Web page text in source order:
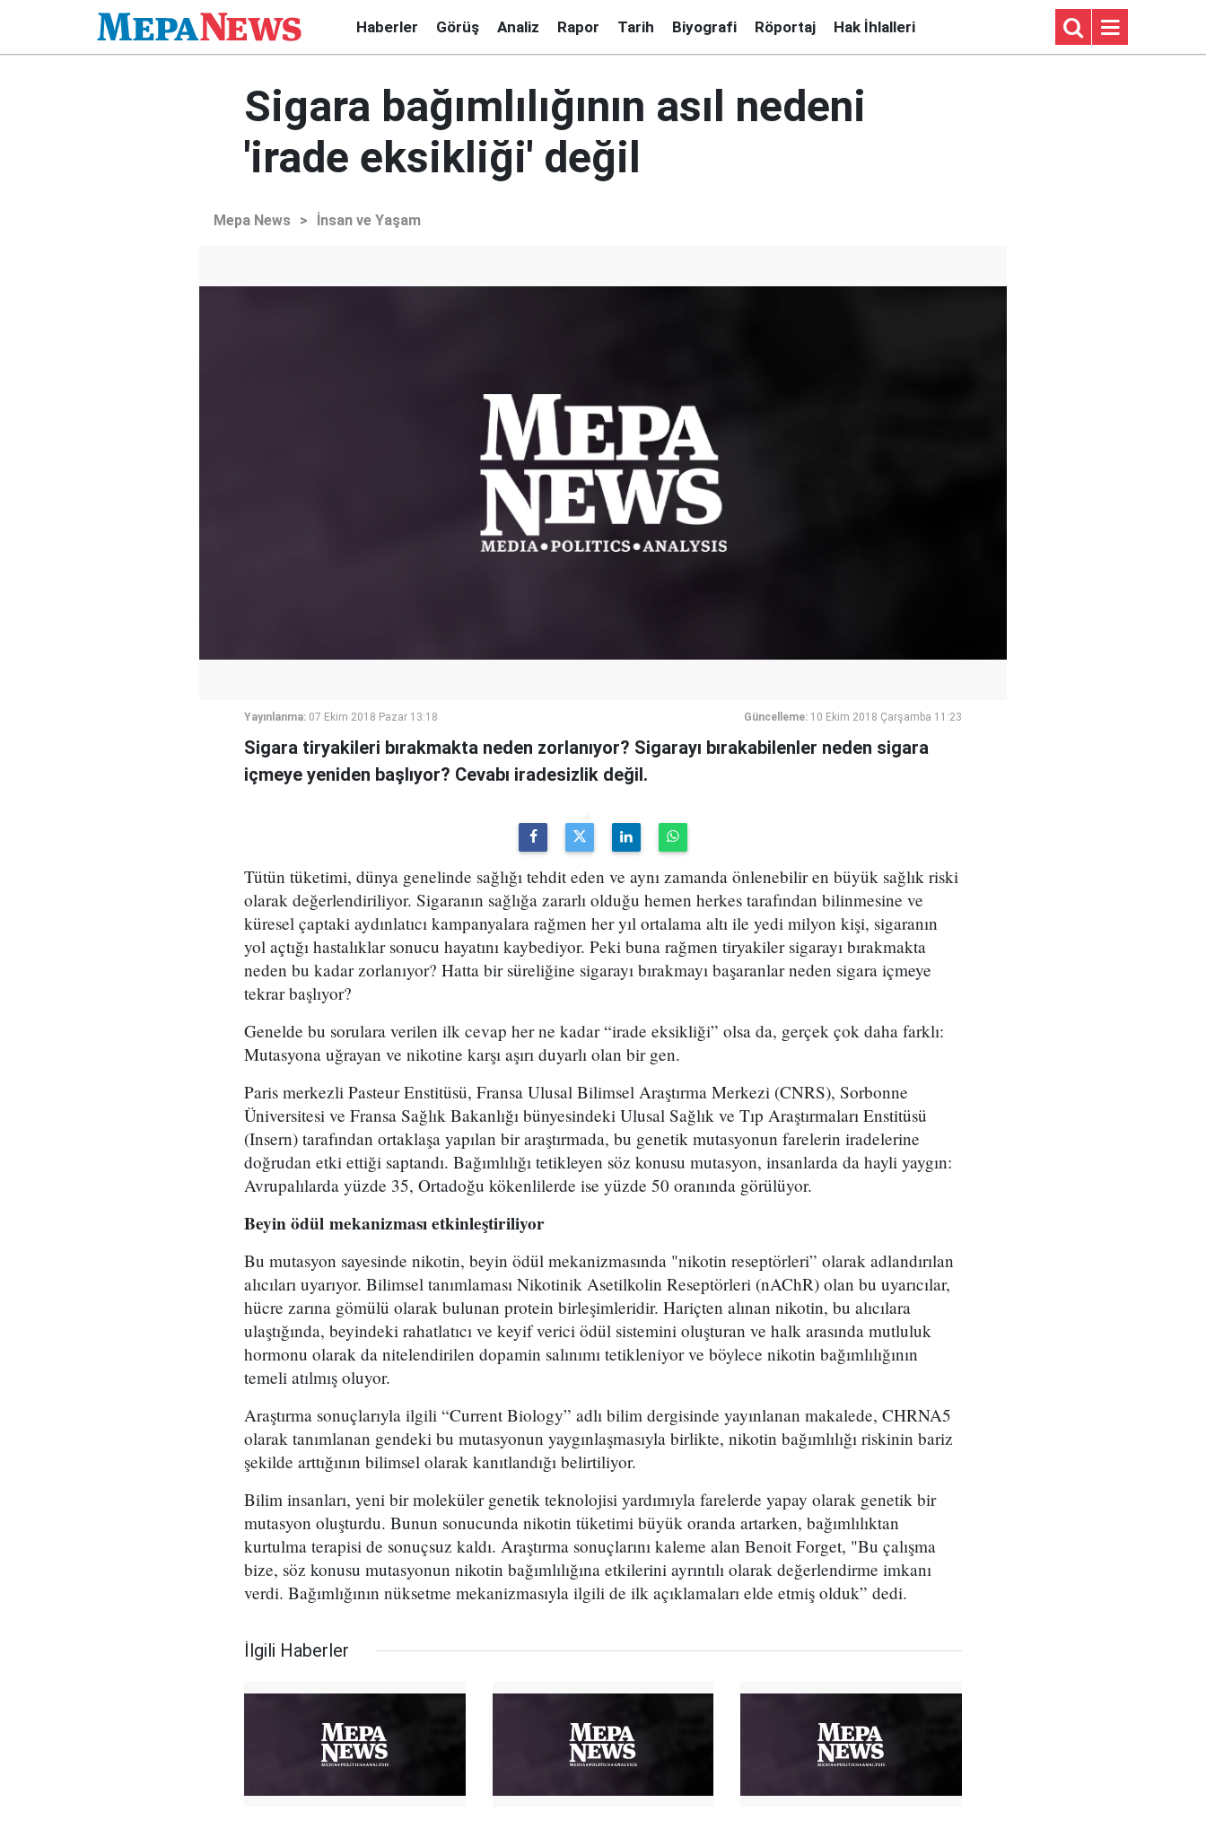
Haberler Görüş Analiz Rapor Tarih Biyografi Röportaj Hak İhlalleri
Sigara bağımlılığının asıl nedeni
'irade eksikliği' değil
Mepa News > İnsan ve Yaşam
Yayınlanma: 07 Ekim 2018 Pazar 13:18 Güncelleme: 10 Ekim 2018 Çarşamba 11:23
Sigara tiryakileri bırakmakta neden zorlanıyor? Sigarayı bırakabilenler neden sigara
içmeye yeniden başlıyor? Cevabı iradesizlik değil.
Tütün tüketimi, dünya genelinde sağlığı tehdit eden ve aynı zamanda önlenebilir en büyük sağlık riski
olarak değerlendiriliyor. Sigaranın sağlığa zararlı olduğu hemen herkes tarafından bilinmesine ve
küresel çaptaki aydınlatıcı kampanyalara rağmen her yıl ortalama altı ile yedi milyon kişi, sigaranın
yol açtığı hastalıklar sonucu hayatını kaybediyor. Peki buna rağmen tiryakiler sigarayı bırakmakta
neden bu kadar zorlanıyor? Hatta bir süreliğine sigarayı bırakmayı başaranlar neden sigara içmeye
tekrar başlıyor?
Genelde bu sorulara verilen ilk cevap her ne kadar “irade eksikliği” olsa da, gerçek çok daha farklı:
Mutasyona uğrayan ve nikotine karşı aşırı duyarlı olan bir gen.
Paris merkezli Pasteur Enstitüsü, Fransa Ulusal Bilimsel Araştırma Merkezi (CNRS), Sorbonne
Üniversitesi ve Fransa Sağlık Bakanlığı bünyesindeki Ulusal Sağlık ve Tıp Araştırmaları Enstitüsü
(Insern) tarafından ortaklaşa yapılan bir araştırmada, bu genetik mutasyonun farelerin iradelerine
doğrudan etki ettiği saptandı. Bağımlılığı tetikleyen söz konusu mutasyon, insanlarda da hayli yaygın:
Avrupalılarda yüzde 35, Ortadoğu kökenlilerde ise yüzde 50 oranında görülüyor.
Beyin ödül mekanizması etkinleştiriliyor
Bu mutasyon sayesinde nikotin, beyin ödül mekanizmasında "nikotin reseptörleri” olarak adlandırılan
alıcıları uyarıyor. Bilimsel tanımlaması Nikotinik Asetilkolin Reseptörleri (nAChR) olan bu uyarıcılar,
hücre zarına gömülü olarak bulunan protein birleşimleridir. Hariçten alınan nikotin, bu alıcılara
ulaştığında, beyindeki rahatlatıcı ve keyif verici ödül sistemini oluşturan ve halk arasında mutluluk
hormonu olarak da nitelendirilen dopamin salınımı tetikleniyor ve böylece nikotin bağımlılığının
temeli atılmış oluyor.
Araştırma sonuçlarıyla ilgili “Current Biology” adlı bilim dergisinde yayınlanan makalede, CHRNA5
olarak tanımlanan gendeki bu mutasyonun yaygınlaşmasıyla birlikte, nikotin bağımlılığı riskinin bariz
şekilde arttığının bilimsel olarak kanıtlandığı belirtiliyor.
Bilim insanları, yeni bir moleküler genetik teknolojisi yardımıyla farelerde yapay olarak genetik bir
mutasyon oluşturdu. Bunun sonucunda nikotin tüketimi büyük oranda artarken, bağımlılıktan
kurtulma terapisi de sonuçsuz kaldı. Araştırma sonuçlarını kaleme alan Benoit Forget, "Bu çalışma
bize, söz konusu mutasyonun nikotin bağımlılığına etkilerini ayrıntılı olarak değerlendirme imkanı
verdi. Bağımlığının nüksetme mekanizmasıyla ilgili de ilk açıklamaları elde etmiş olduk” dedi.
İlgili Haberler